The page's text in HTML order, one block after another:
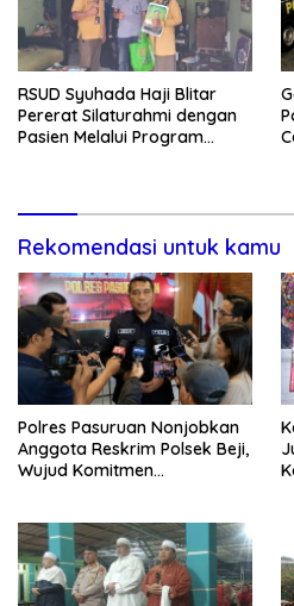
RSUD Syuhada Haji Blitar
Pererat Silaturahmi dengan
Pasien Melalui Program
Rekomendasi untuk kamu
Polres Pasuruan Nonjobkan
Anggota Reskrim Polsek Beji,
Wujud Komitmen